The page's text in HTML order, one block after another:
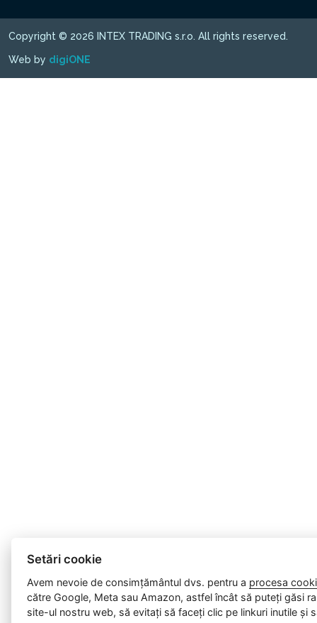
Copyright © 2026 INTEX TRADING s.r.o. All rights reserved.
Web by digiONE
Setări cookie
Avem nevoie de consimțământul dvs. pentru a procesa
către Google, Meta sau Amazon, astfel încât să puteți găsi
site-ul nostru web, să evitați să faceți clic pe linkuri inutile și